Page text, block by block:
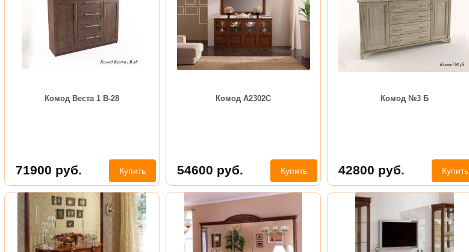
Комод Веста 1 В-28
71900 руб. Купить
Комод А2302С
54600 руб. Купить
Комод №3 Б
42800 руб. Купить